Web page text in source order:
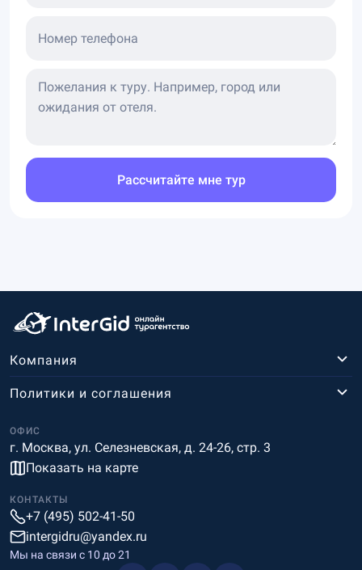
Номер телефона
Рассчитайте мне тур
Компания
ОФИС
г. Москва, ул. Селезневская, д. 24-26, стр. 3
Показать на карте
Политики и соглашения
КОНТАКТЫ
+7 (495) 502-41-50
intergidru@yandex.ru
Мы на связи c 10 до 21